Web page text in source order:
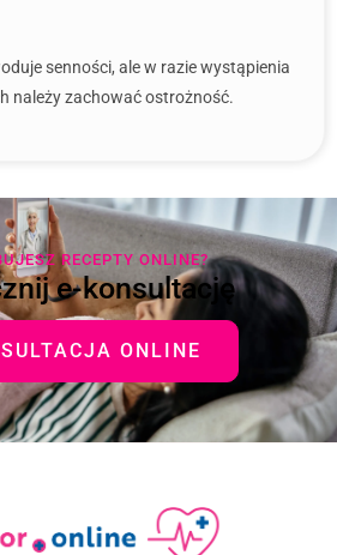
senności, ale w razie wystąpienia
należy zachować ostrożność.
RECEPTY ONLINE?
e-konsultację
ONLINE